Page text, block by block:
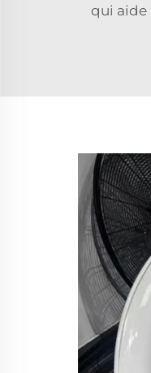
qui aide